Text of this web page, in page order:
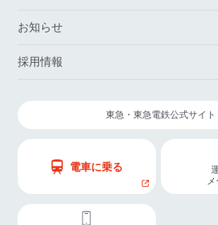
お知らせ
採用情報
東急・東急電鉄公式サイト
電車に乗る